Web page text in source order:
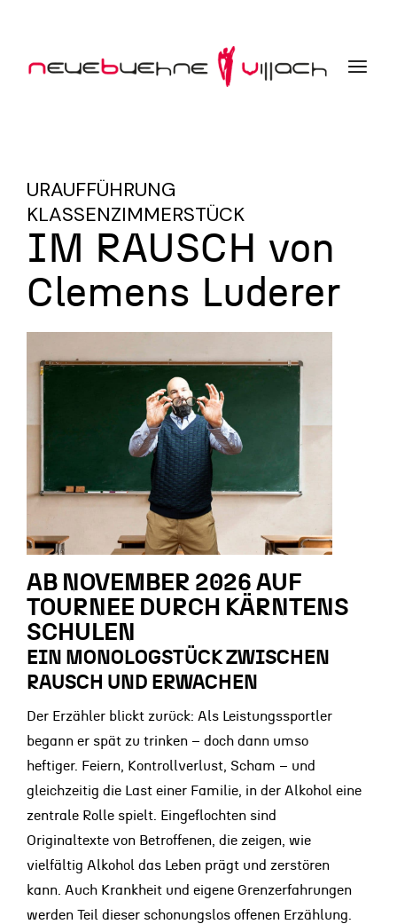
URAUFFÜHRUNG
KLASSENZIMMERSTÜCK
IM RAUSCH von
Clemens Luderer
AB NOVEMBER 2026 AUF
TOURNEE DURCH KÄRNTENS
SCHULEN
EIN MONOLOGSTÜCK ZWISCHEN
RAUSCH UND ERWACHEN
Der Erzähler blickt zurück: Als Leistungssportler
begann er spät zu trinken – doch dann umso
heftiger. Feiern, Kontrollverlust, Scham – und
gleichzeitig die Last einer Familie, in der Alkohol eine
zentrale Rolle spielt. Eingeflochten sind
Originaltexte von Betroffenen, die zeigen, wie
vielfältig Alkohol das Leben prägt und zerstören
kann. Auch Krankheit und eigene Grenzerfahrungen
werden Teil dieser schonungslos offenen Erzählung.